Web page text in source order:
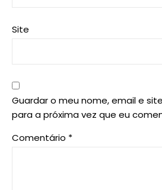
Site
Guardar o meu nome, email e
para a próxima vez que eu
Comentário *